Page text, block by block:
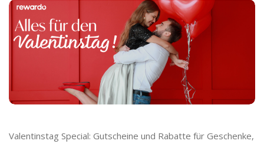
Valentinstag Special: Gutscheine und Rabatte für Geschenke,